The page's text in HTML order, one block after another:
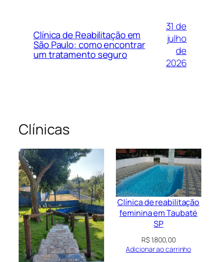
Clínica de Reabilitação em
São Paulo: como encontrar
um tratamento seguro
31 de
julho
de
2026
Clínicas
Clínica de reabilitação
feminina em Taubaté
SP
R$1.800,00
Adicionar ao carrinho